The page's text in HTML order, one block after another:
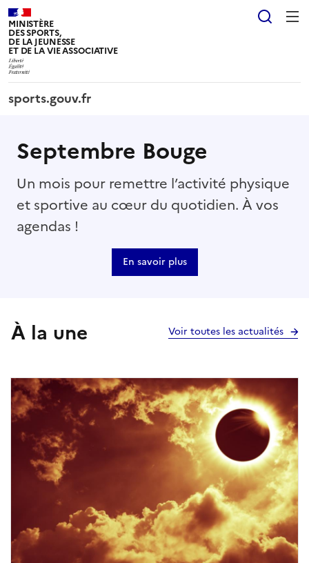
MINISTÈRE
DES SPORTS,
DE LA JEUNESSE
ET DE LA VIE ASSOCIATIVE
sports.gouv.fr
Septembre Bouge
Un mois pour remettre l’activité physique
et sportive au cœur du quotidien. À vos
agendas !
En savoir plus
À la une Voir toutes les actualités
Panneau de gestion des cookies tarteaucitron